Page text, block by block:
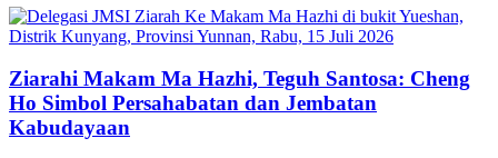
Ziarahi Makam Ma Hazhi, Teguh Santosa: Cheng
Ho Simbol Persahabatan dan Jembatan
Kabudayaan